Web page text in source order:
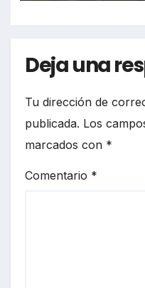
Deja una
Tu dirección de
publicada. Los
marcados con *
Comentario *